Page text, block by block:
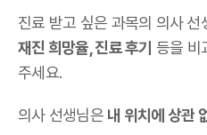
진료 받고 싶은 과목의 의사
재진 희망율, 진료 후기 등을 비
주세요.
의사 선생님은 내 위치에 상관